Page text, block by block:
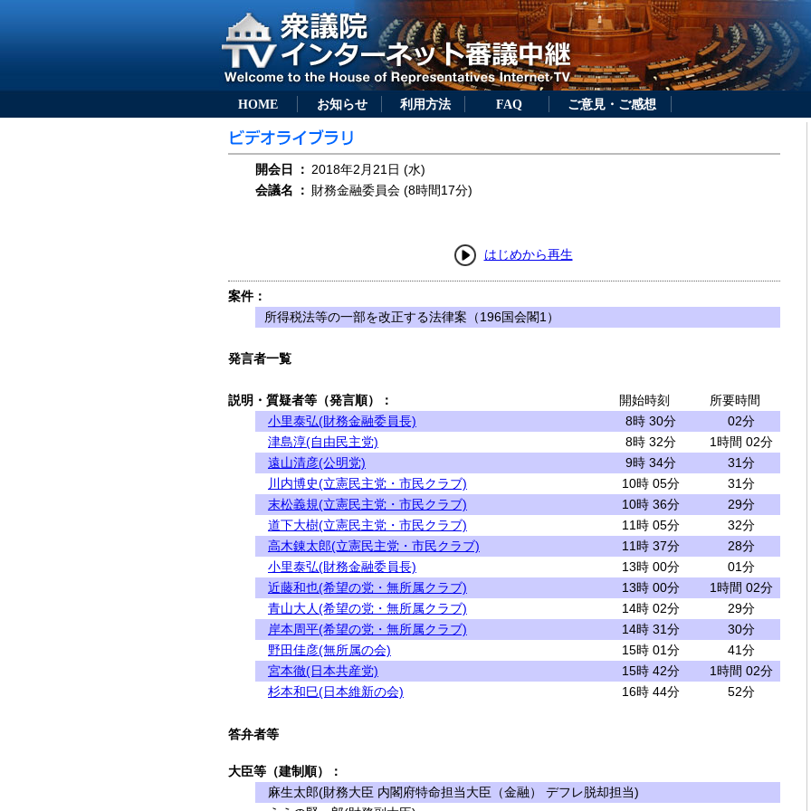
HOME お知らせ 利用方法 FAQ ご意見・ご感想
開会日 ： 2018年2月21日 (水)
会議名
： 財務金融委員会 (8時間17分)
はじめから再生
案件：
所得税法等の一部を改正する法律案（196国会閣1）
発言者一覧
説明・質疑者等（発言順）： 開始時刻
所要時間
小里泰弘(財務金融委員長)
8時 30分
02分
津島淳(自由民主党)
8時 32分
1時間 02分
遠山清彦(公明党)
9時 34分
31分
川内博史(立憲民主党・市民クラブ)
10時 05分
31分
末松義規(立憲民主党・市民クラブ)
10時 36分
29分
道下大樹(立憲民主党・市民クラブ)
11時 05分
32分
高木錬太郎(立憲民主党・市民クラブ)
11時 37分
28分
小里泰弘(財務金融委員長)
13時 00分
01分
近藤和也(希望の党・無所属クラブ)
13時 00分
1時間 02分
青山大人(希望の党・無所属クラブ)
14時 02分
29分
岸本周平(希望の党・無所属クラブ)
14時 31分
30分
野田佳彦(無所属の会)
15時 01分
41分
宮本徹(日本共産党)
15時 42分
1時間 02分
杉本和巳(日本維新の会)
16時 44分 52分
答弁者等
大臣等（建制順）：
麻生太郎(財務大臣 内閣府特命担当大臣（金融） デフレ脱却担当)